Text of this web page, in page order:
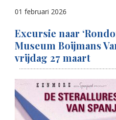
01 februari 2026
Excursie naar
Museum Boijmans
vrijdag 27 maart